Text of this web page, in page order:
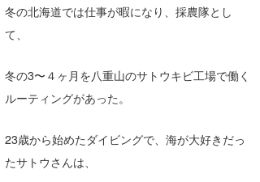
冬の北海道では仕事が暇になり、採農隊とし
て、
冬の3〜４ヶ月を八重山のサトウキビ工場で働く
ルーティングがあった。
23歳から始めたダイビングで、海が大好きだっ
たサトウさんは、
S.K
VAGY
waka☆=
YUKI☆